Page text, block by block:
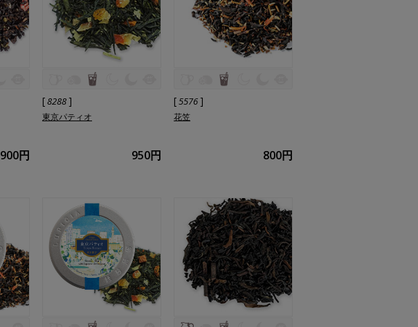
900円
[8288 ]
東京パティオ
950円
[5576 ]
花笠
800円